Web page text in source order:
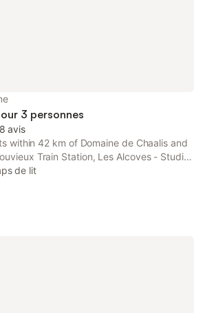
3 personnes
avis
within 42 km of Domaine de Chaalis and
Train Station, Les Alcoves - Studios
free WiFi.
de lit